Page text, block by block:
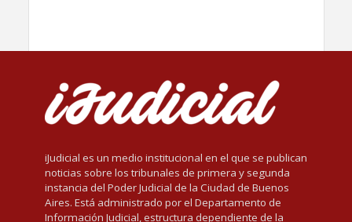
iJudicial es un medio institucional en el que se publican
noticias sobre los tribunales de primera y segunda
instancia del Poder Judicial de la Ciudad de Buenos
Aires. Está administrado por el Departamento de
Información Judicial, estructura dependiente de la